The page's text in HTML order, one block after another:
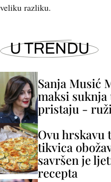
veliku razliku.
U TRENDU
Sanja Musić
maksi suknja
pristaju -
Ovu hrskavu
tikvica
savršen je
recepta